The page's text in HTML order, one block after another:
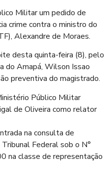
Militar um pedido de
crime contra o ministro do
Alexandre de Moraes.
desta quinta-feira (8), pelo
do Amapá, Wilson Issao
preventiva do magistrado.
Público Militar
de Oliveira como relator
na consulta de
Federal sob o N°
classe de representação